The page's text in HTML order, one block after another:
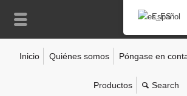
Inicio Quiénes somos Póngase en
Productos
Español